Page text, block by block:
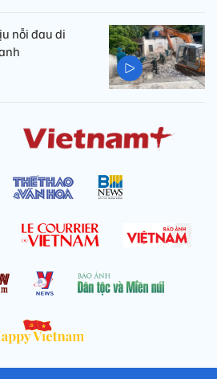
nỗi đau di